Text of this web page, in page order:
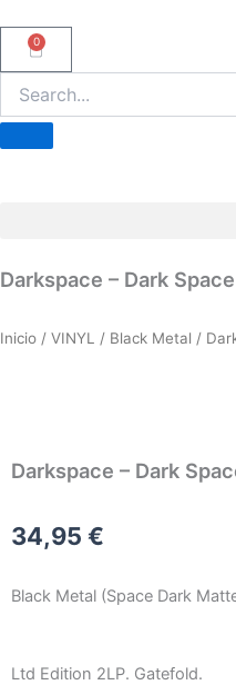
0
Carrito
Darkspace – Dark
Inicio / VINYL / Black Metal /
Darkspace – Dark
34,95 €
Black Metal (Space Dark
Ltd Edition 2LP. Gatefold.